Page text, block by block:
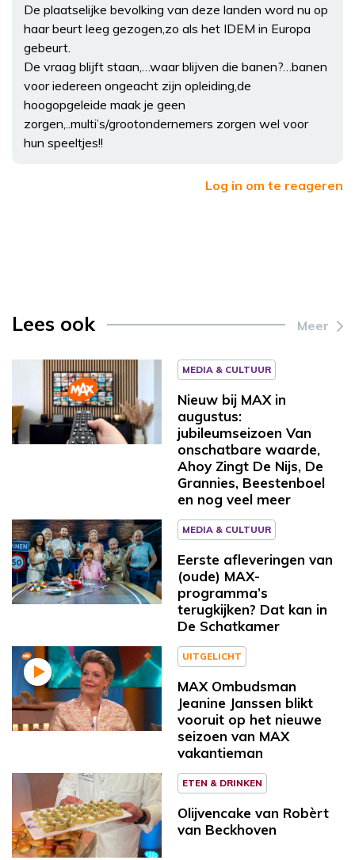
De plaatselijke bevolking van deze landen word nu op
haar beurt leeg gezogen,zo als het IDEM in Europa
gebeurt.
De vraag blijft staan,…waar blijven die banen?…banen
voor iedereen ongeacht zijn opleiding,de
hoogopgeleide maak je geen
zorgen,..multi’s/grootondernemers zorgen wel voor
hun speeltjes!!
Log in om te reageren
Lees ook Meer
MEDIA & CULTUUR
Nieuw bij MAX in
augustus:
jubileumseizoen Van
onschatbare waarde,
Ahoy Zingt De Nijs, De
Grannies, Beestenboel
en nog veel meer
MEDIA & CULTUUR
Eerste afleveringen van
(oude) MAX-
programma’s
terugkijken? Dat kan in
De Schatkamer
UITGELICHT
MAX Ombudsman
Jeanine Janssen blikt
vooruit op het nieuwe
seizoen van MAX
vakantieman
ETEN & DRINKEN
Olijvencake van Robèrt
van Beckhoven